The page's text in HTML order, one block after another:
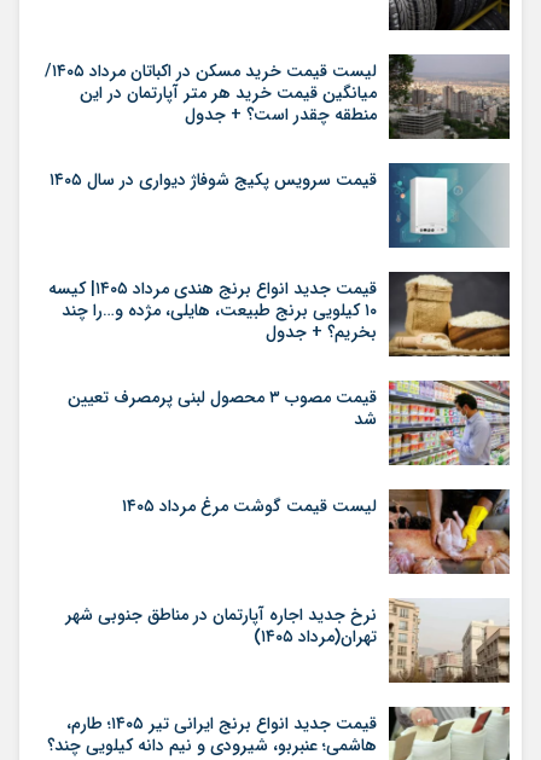
لیست قیمت خرید مسکن در اکباتان مرداد ۱۴۰۵/
میانگین قیمت خرید هر متر آپارتمان در این
منطقه چقدر است؟ + جدول
قیمت سرویس پکیج شوفاژ دیواری در سال ۱۴۰۵
قیمت جدید انواع برنج هندی مرداد ۱۴۰۵| کیسه
۱۰ کیلویی برنج طبیعت، هایلی، مژده و…را چند
بخریم؟ + جدول
قیمت مصوب ۳ محصول لبنی پرمصرف تعیین
شد
لیست قیمت گوشت مرغ مرداد ۱۴۰۵
نرخ جدید اجاره آپارتمان در مناطق جنوبی شهر
تهران(مرداد ۱۴۰۵)
قیمت جدید انواع برنج ایرانی تیر ۱۴۰۵؛ طارم،
هاشمی؛ عنبربو، شیرودی و نیم دانه کیلویی چند؟